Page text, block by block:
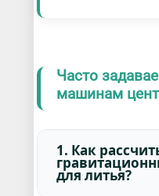
Часто
машинам
1. Как
для литья?